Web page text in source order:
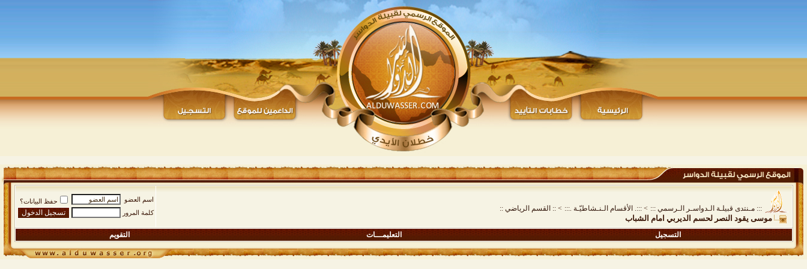
::: مـنتدى قبيلـة الـدواسـر الـرسمي ::: > :::. الأقسام الـنـشاطيّـة .::: > :: القسم الرياضي ::
موسى يقود النصر لحسم الديربي امام الشباب
اسم العضو
حفظ البيانات؟
كلمة المرور
التسجيل التعليمـــات التقويم